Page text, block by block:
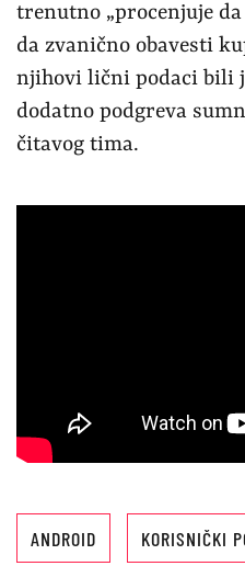
trenutno „procenjuje
da zvanično obavesti
njihovi lični podaci bili
dodatno podgreva
čitavog tima.
ANDROID KORISNIČKI